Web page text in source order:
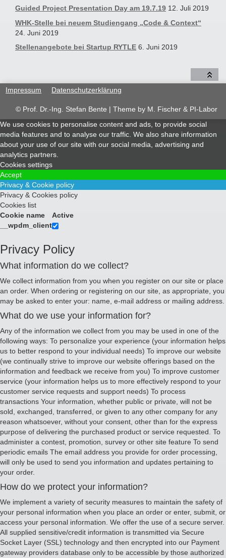
Guided Project Presentation Day am 19.7.19 12. Juli 2019
WHK-Stelle bei neuem Studiengang „Code & Context“
24. Juni 2019
Stellenangebote bei Startup RYTLE 6. Juni 2019
Impressum Datenschutzerklärung
© Prof. Dr.-Ing. Stefan Bente | Theme by M. Fischer & PI-Labor
We use cookies to personalise content and ads, to provide social
media features and to analyse our traffic. We also share information
about your use of our site with our social media, advertising and
analytics partners.
Cookies settings
Accept
Privacy & Cookie policy
Privacy & Cookies policy
Cookies list
Cookie name
Active
__wpdm_client
Privacy Policy
What information do we collect?
We collect information from you when you register on our site or place
an order. When ordering or registering on our site, as appropriate, you
may be asked to enter your: name, e-mail address or mailing address.
What do we use your information for?
Any of the information we collect from you may be used in one of the
following ways: To personalize your experience (your information helps
us to better respond to your individual needs) To improve our website
(we continually strive to improve our website offerings based on the
information and feedback we receive from you) To improve customer
service (your information helps us to more effectively respond to your
customer service requests and support needs) To process
transactions Your information, whether public or private, will not be
sold, exchanged, transferred, or given to any other company for any
reason whatsoever, without your consent, other than for the express
purpose of delivering the purchased product or service requested. To
administer a contest, promotion, survey or other site feature To send
periodic emails The email address you provide for order processing,
will only be used to send you information and updates pertaining to
your order.
How do we protect your information?
We implement a variety of security measures to maintain the safety of
your personal information when you place an order or enter, submit, or
access your personal information. We offer the use of a secure server.
All supplied sensitive/credit information is transmitted via Secure
Socket Layer (SSL) technology and then encrypted into our Payment
gateway providers database only to be accessible by those authorized